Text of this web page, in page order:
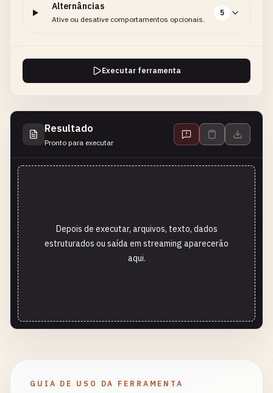
Alternâncias
Ative ou desative comportamentos opcionais.
5
Executar ferramenta
Resultado
Pronto para executar
Depois de executar, arquivos, texto, dados
estruturados ou saída em streaming aparecerão
aqui.
GUIA DE USO DA FERRAMENTA